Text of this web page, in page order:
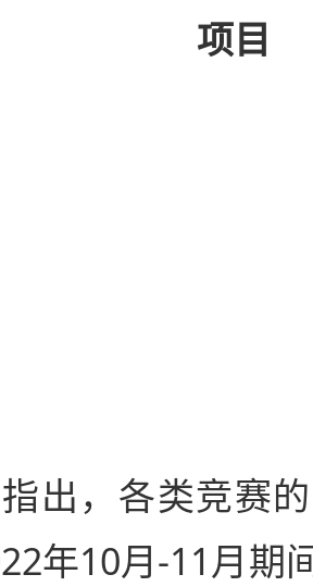
项目
，各类竞赛的
年10月-11月期